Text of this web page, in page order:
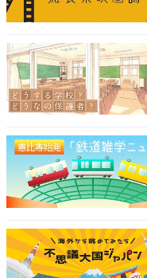
ミャクミャクシール帳セット
で箔押しされたミャク
ア素材を使用してい
し替えて着せ替えを
ライフの相棒にぴった